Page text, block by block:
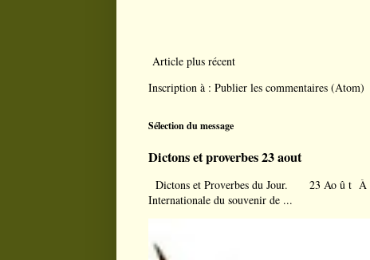
Article plus récent
Inscription à : Publier les commentaires (Atom)
Sélection du message
Dictons et proverbes 23 aout
Dictons et Proverbes du Jour. 23 Ao û t À
Internationale du souvenir de ...